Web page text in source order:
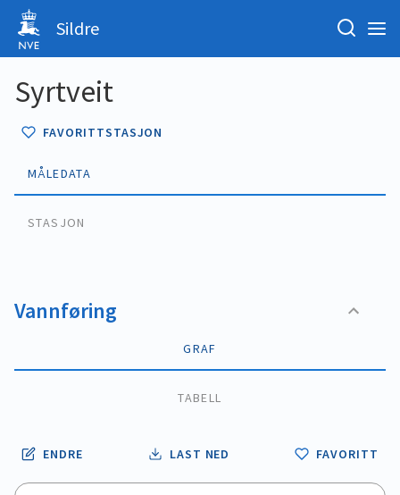
Sildre
Syrtveit
FAVORITTSTASJON
MÅLEDATA
STASJON
Vannføring
GRAF
TABELL
ENDRE LAST NED FAVORITT